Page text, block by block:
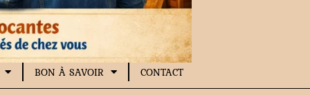
BON À SAVOIR CONTACT